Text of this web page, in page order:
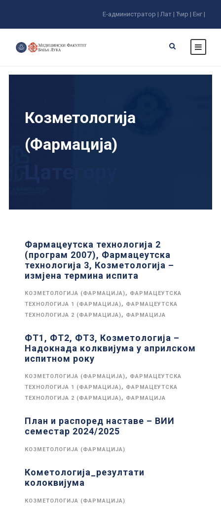
Е-администратор | Лат | Ћир | Енг |
Козметологија
(Фармација)
Фармацеутска технологија 2
(програм 2007), Фармацеутска
технологија 3, Козметологија –
измјена термина испита
КОЗМЕТОЛОГИЈА (ФАРМАЦИЈА), ФАРМАЦЕУТСКА
ТЕХНОЛОГИЈА 1 (ФАРМАЦИЈА), ФАРМАЦЕУТСКА
ТЕХНОЛОГИЈА 2 (ФАРМАЦИЈА), ФАРМАЦИЈА
ФТ1, ФТ2, ФТ3, Козметологија –
Надокнада колквијума у априлском
испитном року
КОЗМЕТОЛОГИЈА (ФАРМАЦИЈА), ФАРМАЦЕУТСКА
ТЕХНОЛОГИЈА 1 (ФАРМАЦИЈА), ФАРМАЦЕУТСКА
ТЕХНОЛОГИЈА 2 (ФАРМАЦИЈА), ФАРМАЦИЈА
План и распоред наставе – ВИИ
семестар 2024/2025
КОЗМЕТОЛОГИЈА (ФАРМАЦИЈА)
Кометологија_резултати
колоквијума
КОЗМЕТОЛОГИЈА (ФАРМАЦИЈА)